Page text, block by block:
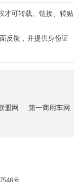
才可转载、链接、转贴
反馈，并提供身份证
盟网
第一商用车网
号